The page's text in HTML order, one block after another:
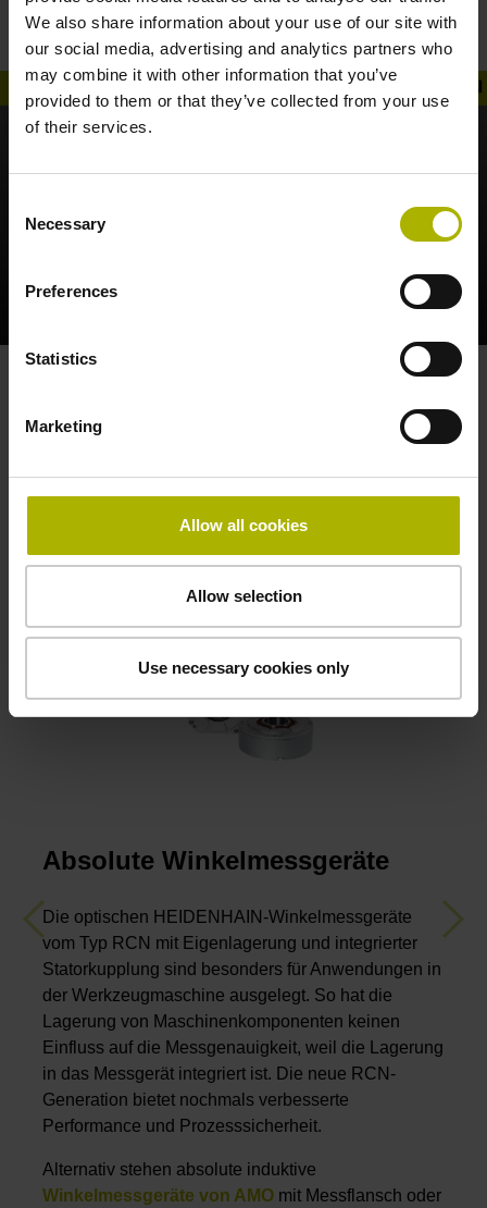
We also share information about your use of our site with
our social media, advertising and analytics partners who
may combine it with other information that you’ve
provided to them or that they’ve collected from your use
of their services.
Selection
Necessary
Preferences
Statistics
Marketing
Allow all cookies
Allow selection
Use necessary cookies only
Optik reduziert Ihre Systemkosten
Absolute Winkelmessgeräte
Die optischen HEIDENHAIN-Winkelmessgeräte
vom Typ RCN mit Eigenlagerung und integrierter
Statorkupplung sind besonders für Anwendungen in
der Werkzeugmaschine ausgelegt. So hat die
Lagerung von Maschinenkomponenten keinen
Einfluss auf die Messgenauigkeit, weil die Lagerung
in das Messgerät integriert ist. Die neue RCN-
Generation bietet nochmals verbesserte
Performance und Prozesssicherheit.
Alternativ stehen absolute induktive
Winkelmessgeräte von AMO mit Messflansch oder
Previous Next